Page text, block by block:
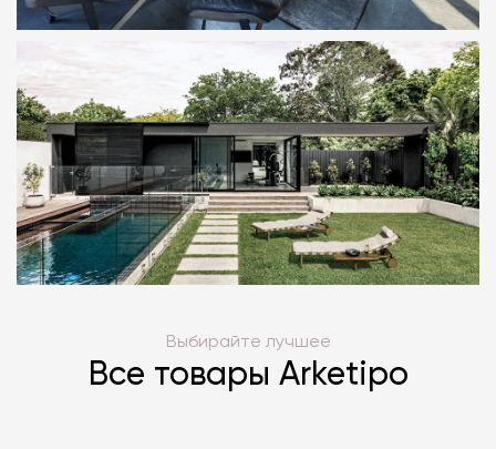
Выбирайте лучшее
Все товары Arketipo